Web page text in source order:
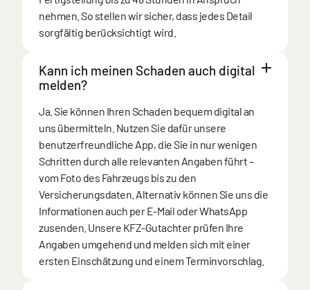
nehmen. So stellen wir sicher, dass jedes Detail
sorgfältig berücksichtigt wird.
Kann ich meinen Schaden auch digital
melden?
Ja. Sie können Ihren Schaden bequem digital an
uns übermitteln. Nutzen Sie dafür unsere
benutzerfreundliche App, die Sie in nur wenigen
Schritten durch alle relevanten Angaben führt –
vom Foto des Fahrzeugs bis zu den
Versicherungsdaten. Alternativ können Sie uns die
Informationen auch per E-Mail oderWhatsApp
zusenden. Unsere KFZ-Gutachter prüfen Ihre
Angaben umgehend und melden sich mit einer
ersten Einschätzung und einem Terminvorschlag.